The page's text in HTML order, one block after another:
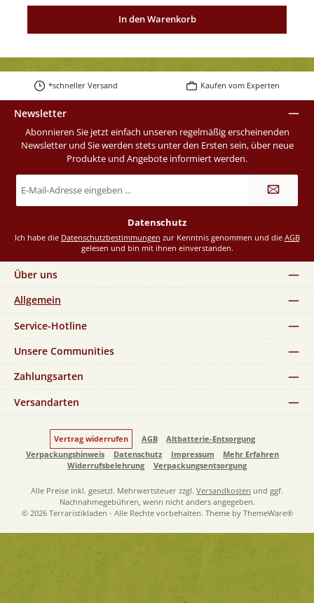
In den Warenkorb
*schneller Versand Kaufen vom Experten
Newsletter
Abonnieren Sie jetzt einfach unseren regelmäßig erscheinenden
Newsletter und Sie werden stets unter den Ersten sein, über neue
Produkte und Angebote informiert werden.
E-
Mail-
Datenschutz
Ich habe die Datenschutzbestimmungen zur Kenntnis genommen und die AGB
gelesen und bin mit ihnen einverstanden.
Über uns
Allgemein
Service-Hotline
Unsere Communities
Zahlungsarten
Versandarten
Vertrag widerrufen AGB
Altbatterie-Entsorgung
Verpackungshinweis
Datenschutz Impressum
Mehr Erfahren
Widerrufsbelehrung
Verpackungsentsorgung
Alle Preise inkl. gesetzl. Mehrwertsteuer zzgl. Versandkosten und ggf.
Nachnahmegebühren, wenn nicht anders angegeben.
© 2026 Terraristikladen - Alle Rechte vorbehalten. Theme by ThemeWare®